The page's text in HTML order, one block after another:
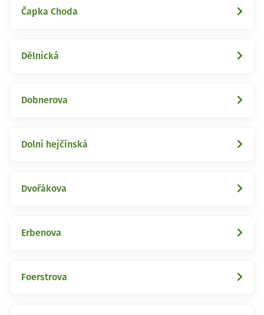
Čapka Choda
Dělnická
Dobnerova
Dolní hejčínská
Dvořákova
Erbenova
Foerstrova